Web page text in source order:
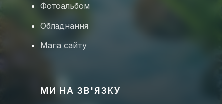
🦑
Фотоальбом
Обладнання
Мапа сайту
МИ НА ЗВ'ЯЗКУ